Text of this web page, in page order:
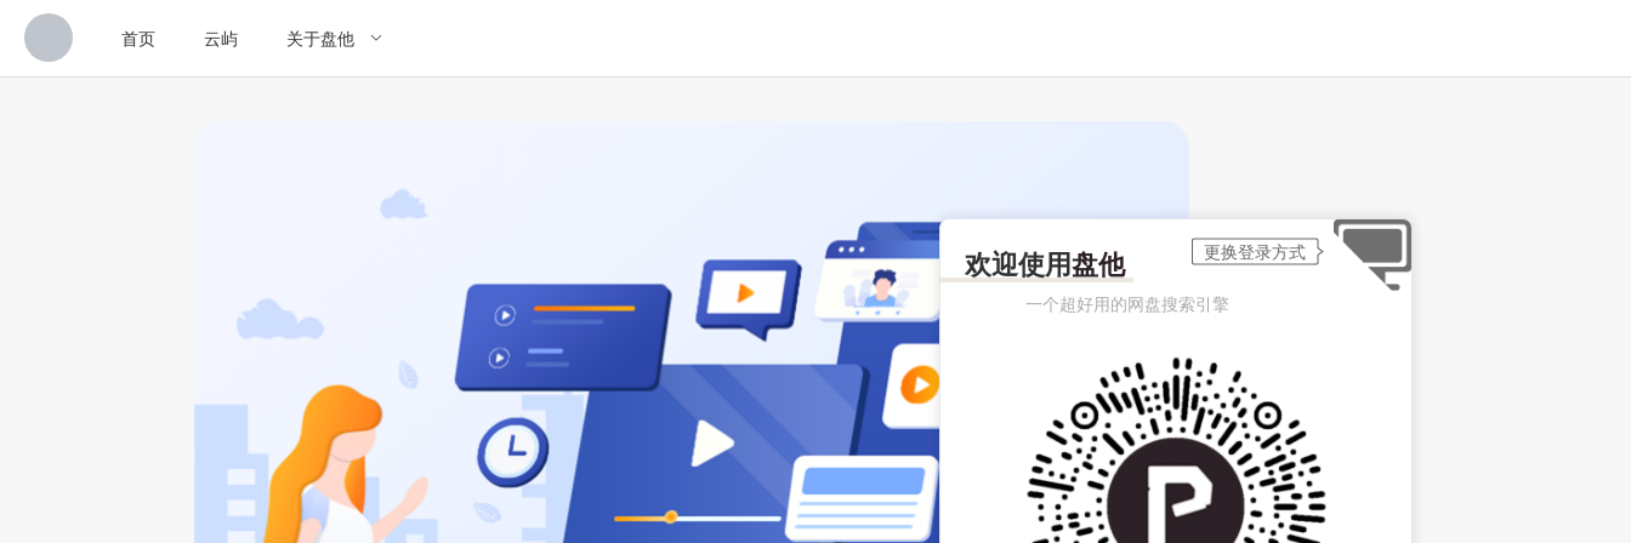
首页 云屿 关于盘他
欢迎使用盘他
一个超好用的网盘搜索引擎